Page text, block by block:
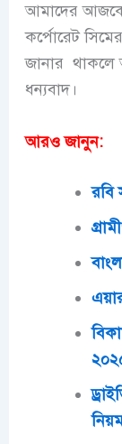
আমাদের
কর্পোরেট
জানার থাকলে
ধন্যবাদ।
আরও জানুন:
রবি